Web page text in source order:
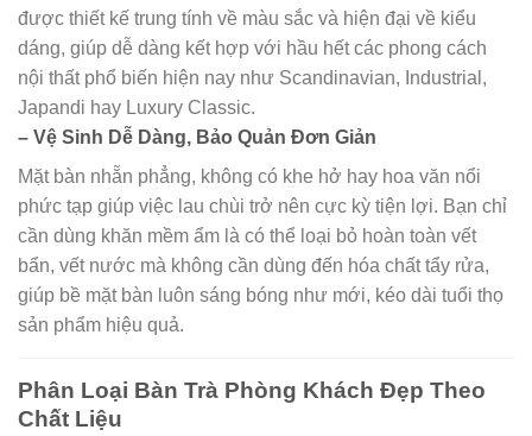
được thiết kế trung tính về màu sắc và hiện đại về kiểu
dáng, giúp dễ dàng kết hợp với hầu hết các phong cách
nội thất phổ biến hiện nay như Scandinavian, Industrial,
Japandi hay Luxury Classic.
– Vệ Sinh Dễ Dàng, Bảo Quản Đơn Giản
Mặt bàn nhẵn phẳng, không có khe hở hay hoa văn nổi
phức tạp giúp việc lau chùi trở nên cực kỳ tiện lợi. Bạn chỉ
cần dùng khăn mềm ẩm là có thể loại bỏ hoàn toàn vết
bẩn, vết nước mà không cần dùng đến hóa chất tẩy rửa,
giúp bề mặt bàn luôn sáng bóng như mới, kéo dài tuổi thọ
sản phẩm hiệu quả.
Phân Loại Bàn Trà Phòng Khách Đẹp Theo
Chất Liệu